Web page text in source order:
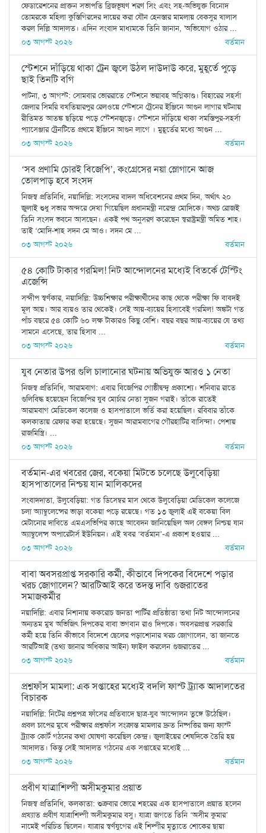
ফেডারেশনের প্রাক্তন সভাপতি ব্রিজভূষণ শরণ সিং এবং সহ-অভিযুক্ত বিনোদ
তোমরকে মহিলা কুস্তিগিরদের দায়ের করা যৌন হেনস্তার মামলায় বেকসুর খালাস
করল দিল্লি আদালত। এদিন সংবাদ মাধ্যমকে তিনি জানান, 'অভিযোগ ওঠার ...
০৩ আগস্ট ২০২৬
বর্তমান
স্টেশনে দাঁড়িয়ে থাকা ট্রেন জ্বলে উঠল দাউদাউ করে, মুহূর্তে পুড়ে
ছাই তিনটি বগি
পাটনা, ৩ আগস্ট: সোমবার ভোররাতে স্টেশনে ভয়াবহ অগ্নিকাণ্ড। বিহারের সহর্সা
জেলার সিমরি বখতিয়ারপুর রেলওয়ে স্টেশনে ট্রেনের ইঞ্জিনে আগুন লাগার ঘটনায়
রীতিমত আতঙ্ক ছড়িয়ে পড়ে স্টেশনজুড়ে। স্টেশনে দাঁড়িয়ে থাকা সমস্তিপুর-সহর্সা
প্যাসেঞ্জার ট্রেনটিতে প্রথমে ইঞ্জিনে আগুন লাগে । মুহূর্তের মধ্যে আগুন ...
০৩ আগস্ট ২০২৬
বর্তমান
‘সব প্রণামি চোরই বিজেপি’, কংগ্রেসের নয়া স্লোগানে আজ
তোলপাড় হবে সংসদ
নিজস্ব প্রতিনিধি, নয়াদিল্লি: সংসদের বাদল অধিবেশনের প্রথম দিন, অর্থাৎ ২০
জুলাই শুধু সভার অন্দরে দেখা গিয়েছিল প্রধানমন্ত্রী নরেন্দ্র মোদিকে। অথচ রোজই
তিনি সংসদ ভবনে আসছেন। একই পথ অনুসরণ করেছেন স্বরাষ্ট্রমন্ত্রী অমিত শাহ।
তাই ‘মোদি-শাহ সদন মে আও। সদন মে ...
০৩ আগস্ট ২০২৬
বর্তমান
৫৪ কোটি টাকার গরমিল! নিট আন্দোলনের মধ্যেই বিতর্কে টেস্টিং
এজেন্সি
সন্দীপ স্বর্ণকার, নয়াদিল্লি: উচ্চশিক্ষার পরীক্ষার্থীদের কাছ থেকে পরীক্ষা ফি বাবদই
মূল আয়। আর ব্যয়ও তার থেকেই। সেই আয়-ব্যয়ের হিসাবেই গরমিল! অঙ্কটা গত
পাঁচ বছরে ৫৪ কোটি ৬০ লক্ষ টাকারও কিছু বেশি। বছর বছর আয়-ব্যয়ের যে তথ্য
সামনে এসেছে, তার হিসাব ...
০৩ আগস্ট ২০২৬
বর্তমান
যুব নেতার উপর গুলি চালানোর ঘটনায় অভিযুক্ত আরও ১ নেতা
নিজস্ব প্রতিনিধি, আরামবাগ: এবার বিজেপির গোষ্ঠীদ্বন্দ্ব প্রকাশ্যে। শনিবার রাতে
গুলিবিদ্ধ হয়েছেন বিজেপির যুব মোর্চার নেতা সুজন গরাই। তাঁকে রাতেই
আরামবাগ মেডিকেল কলেজ ও হাসপাতালে ভর্তি করা হয়েছিল। রবিবার তাঁকে
কলকাতায় রেফার করা হয়েছে। সুজন আরামবাগের গৌরহাটির বাসিন্দা। পেশায়
রাজমিস্ত্রি। ...
০৩ আগস্ট ২০২৬
বর্তমান
বর্তমান-এর খবরের জের, বকেয়া মিটতে চলেছে উলুবেড়িয়া
হাসপাতালের নিশ্চয় যান মালিকদের
সংবাদদাতা, উলুবেড়িয়া: গত ডিসেম্বর মাস থেকে উলুবেড়িয়া মেডিকেল কলেজে
চলা অ্যাম্বুলেন্সের ভাড়া বকেয়া পড়ে রয়েছে। গত ১৩ জুলাই এই বকেয়া বিল
মেটানোর দাবিতে এমএসভিপির কাছে আবেদন জানিয়েছিল অল বেঙ্গল নিশ্চয় যান
অ্যাম্বুলেন্স অপারেটার্স ইউনিয়ন। এই খবর ‘বর্তমান’-এ প্রকাশ হওয়ার ...
০৩ আগস্ট ২০২৬
বর্তমান
বাবা অবসরপ্রাপ্ত সরকারি কর্মী, কীভাবে দিপকের বিদেশে পড়ার
খরচ জোগালেন? আরটিআই করে তদন্ত দাবি গুজরাতের
সমাজকর্মীর
নয়াদিল্লি: এবার নিশানায় ককরোচ জনতা পার্টির প্রতিষ্ঠাতা তথা নিট আন্দোলনের
অন্যতম মুখ অভিজিৎ দিপকের বাবা ভগবান রাও দিপকে। অবসরপ্রাপ্ত সরকারি
কর্মী হয়ে তিনি কীভাবে বিদেশে ছেলের পড়াশোনার খরচ জোগালেন, তা জানতে
আরটিআই (তথ্য জানার অধিকার আইন) ফাইল করলেন গুজরাতের ...
০৩ আগস্ট ২০২৬
বর্তমান
প্রশ্নফাঁস মামলা: এক সপ্তাহের মধ্যেই বদলি ফাস্ট ট্র্যাক আদালতের
বিচারক
নয়াদিল্লি: নিটের প্রশ্নপত্র ফাঁসের প্রতিবাদে ছাত্র-যুব আন্দোলন তুঙ্গে উঠেছিল।
প্রবল চাপের মুখে পরীক্ষার প্রশ্নফাঁস সংক্রান্ত মামলার দ্রুত নিষ্পত্তির জন্য ফাস্ট
ট্র্যাক কোর্ট গঠনের কথা ঘোষণা করেছিল কেন্দ্র। জুলাইয়ের শেষদিকে তৈরি হয়
আদালত। কিন্তু সেই আদালত গঠনের এক সপ্তাহের মধ্যেই ...
০৩ আগস্ট ২০২৬
বর্তমান
প্রবীণ যাত্রাশিল্পী অসীমকুমার প্রয়াত
নিজস্ব প্রতিনিধি, কলকাতা: শুক্রবার ভোরে শহরের এক হাসপাতালে প্রয়াত হলেন
প্রখ্যাত প্রবীণ যাত্রাশিল্পী অসীমকুমার বসু। যাত্রা জগতে তিনি ‘অসীম কুমার’
নামেই পরিচিত ছিলেন। যাত্রার স্বর্ণযুগের এই শিল্পীর মৃত্যুতে শোকের ছায়া